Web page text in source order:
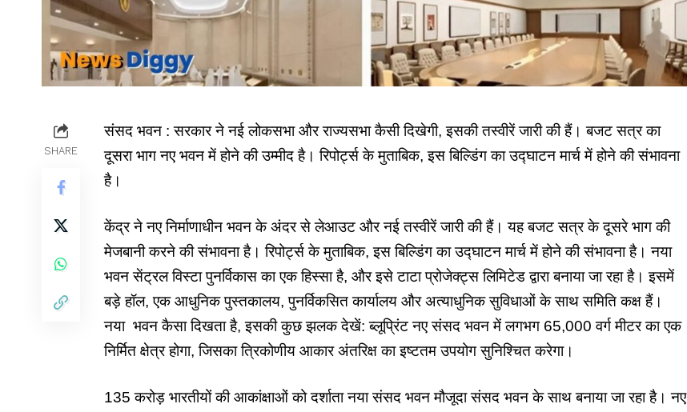
SHARE
संसद भवन : सरकार ने नई लोकसभा और राज्यसभा कैसी दिखेगी, इसकी तस्वीरें जारी की हैं। बजट सत्र का
दूसरा भाग नए भवन में होने की उम्मीद है। रिपोर्ट्स के मुताबिक, इस बिल्डिंग का उद्घाटन मार्च में होने की संभावना
है।
केंद्र ने नए निर्माणाधीन भवन के अंदर से लेआउट और नई तस्वीरें जारी की हैं। यह बजट सत्र के दूसरे भाग की
मेजबानी करने की संभावना है। रिपोर्ट्स के मुताबिक, इस बिल्डिंग का उद्घाटन मार्च में होने की संभावना है। नया
भवन सेंट्रल विस्टा पुनर्विकास का एक हिस्सा है, और इसे टाटा प्रोजेक्ट्स लिमिटेड द्वारा बनाया जा रहा है। इसमें
बड़े हॉल, एक आधुनिक पुस्तकालय, पुनर्विकसित कार्यालय और अत्याधुनिक सुविधाओं के साथ समिति कक्ष हैं।
नया भवन कैसा दिखता है, इसकी कुछ झलक देखें: ब्लूप्रिंट नए संसद भवन में लगभग 65,000 वर्ग मीटर का एक
निर्मित क्षेत्र होगा, जिसका त्रिकोणीय आकार अंतरिक्ष का इष्टतम उपयोग सुनिश्चित करेगा।
135 करोड़ भारतीयों की आकांक्षाओं को दर्शाता नया संसद भवन मौजूदा संसद भवन के साथ बनाया जा रहा है। नए